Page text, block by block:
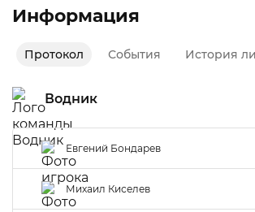
Информация
Протокол События История
Водник
Евгений Бондарев
Михаил Киселев